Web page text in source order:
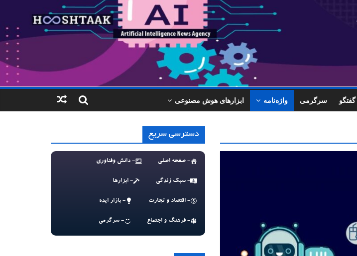
گفتگو سرگرمی واژه‌نامه ابزارهای هوش مصنوعی
دسترسی سریع
- صفحه اصلی - دانش وفناوری
- سبک زندگی - ابزارها
- اقتصاد و تجارت - بازار ایده
- فرهنگ و اجتماع - سرگرمی